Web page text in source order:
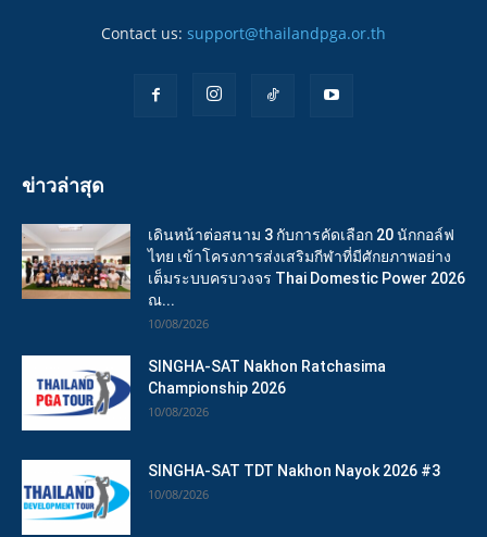
Contact us: support@thailandpga.or.th
ข่าวล่าสุด
เดินหน้าต่อสนาม 3 กับการคัดเลือก 20 นักกอล์ฟ
ไทย เข้าโครงการส่งเสริมกีฬาที่มีศักยภาพอย่าง
เต็มระบบครบวงจร Thai Domestic Power 2026
ณ...
10/08/2026
SINGHA-SAT Nakhon Ratchasima
Championship 2026
10/08/2026
SINGHA-SAT TDT Nakhon Nayok 2026 #3
10/08/2026